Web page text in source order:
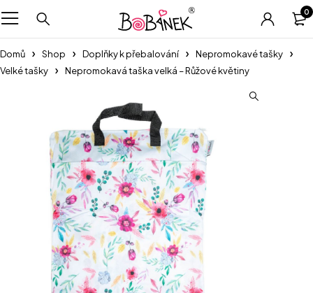
0
Domů Shop Doplňky k přebalování
Nepromokavé tašky
Velké tašky
Nepromokavá taška velká – Růžové květiny